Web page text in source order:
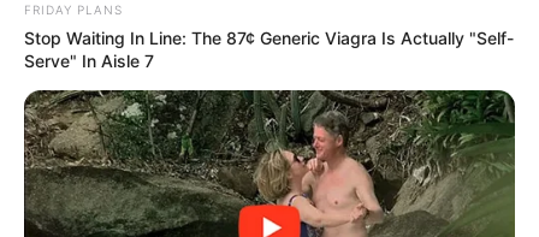
Schon probiert?
FRIDAY PLANS
Stop Waiting In Line: The 87¢ Generic Viagra Is Actually "Self-
Serve" In Aisle 7